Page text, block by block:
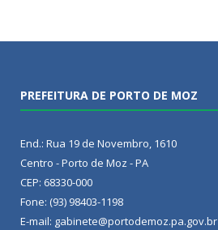
PREFEITURA DE PORTO DE MOZ
End.: Rua 19 de Novembro, 1610
Centro - Porto de Moz - PA
CEP: 68330-000
Fone: (93) 98403-1198
E-mail: gabinete@portodemoz.pa.gov.br